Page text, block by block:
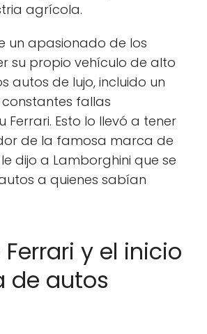
agrícola.
un apasionado de los
su propio vehículo de alto
autos de lujo, incluido un
constantes fallas
Esto lo llevó a tener
de la famosa marca de
dijo a Lamborghini que se
a quienes sabían
y el inicio
de autos